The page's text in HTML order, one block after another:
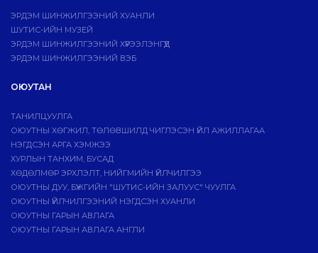
ЭРДЭМ ШИНЖИЛГЭЭНИЙ ХУАНЛИ
ШУТИС-ИЙН МУЗЕЙ
ЭРДЭМ ШИНЖИЛГЭЭНИЙ ХҮРЭЭЛЭНГҮҮД
ЭРДЭМ ШИНЖИЛГЭЭНИЙ ВЭБ
ОЮУТАН
ТАНИЛЦУУЛГА
ОЮУТНЫ ХӨГЖИЛ, ТӨЛӨВШИЛД ЧИГЛЭСЭН ҮЙЛ АЖИЛЛАГАА
НЭГДСЭН АРГА ХЭМЖЭЭ
ХУРЛЫН ТАНХИМ, БУСАД
ХӨДӨЛМӨР ЭРХЛЭЛТ, НИЙГМИЙН ҮЙЛЧИЛГЭЭ
ОЮУТНЫ ДУУ, БҮЖГИЙН "ШУТИС-ИЙН ЗАЛУУС" ЧУУЛГА
ОЮУТНЫ ҮЙЛЧИЛГЭЭНИЙ НЭГДСЭН ХУАНЛИ
ОЮУТНЫ ГАРЫН АВЛАГА
ОЮУТНЫ ГАРЫН АВЛАГА АНГЛИ